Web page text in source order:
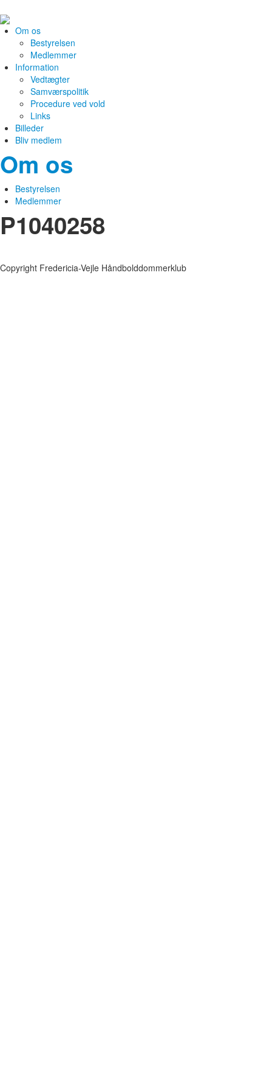
Om os
Bestyrelsen
Medlemmer
Information
Vedtægter
Samværspolitik
Procedure ved vold
Links
Billeder
Bliv medlem
Om os
Bestyrelsen
Medlemmer
P1040258
Copyright Fredericia-Vejle Håndbolddommerklub